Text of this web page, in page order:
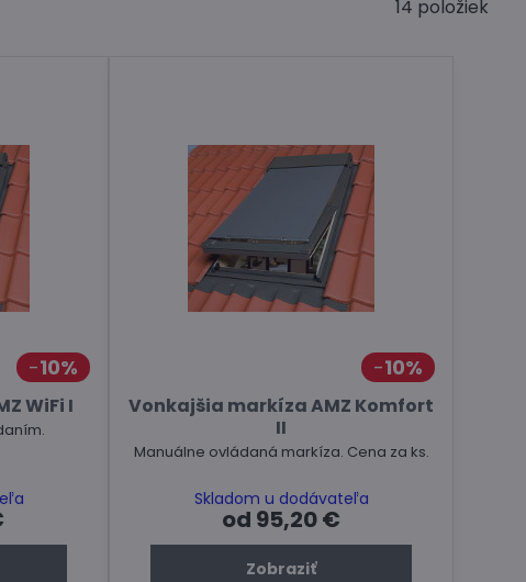
14 položiek
10%
WiFi I
10%
Vonkajšia markíza AMZ Komfort
II
Manuálne ovládaná markíza. Cena za ks.
Skladom u dodávateľa
od 95,20 €
Zobraziť